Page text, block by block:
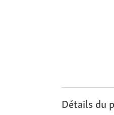
Détails du